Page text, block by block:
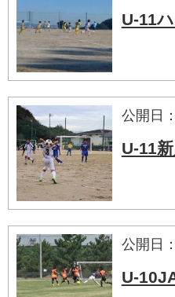
U-11
公開日
U-11
公開日
U-